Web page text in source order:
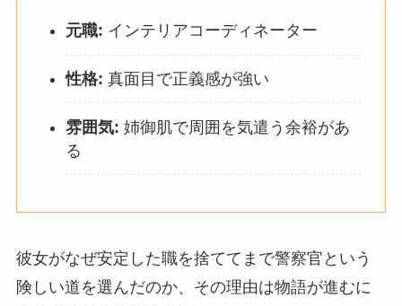
元職: インテリアコーディネーター
性格: 真面目で正義感が強い
雰囲気: 姉御肌で周囲を気遣う余裕があ
る
彼女がなぜ安定した職を捨ててまで警察官という
険しい道を選んだのか、その理由は物語が進むに